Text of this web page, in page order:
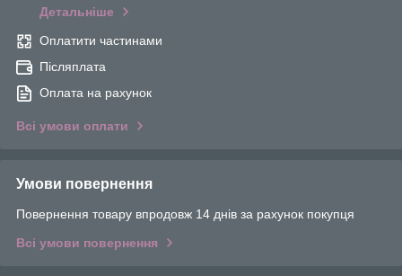
Детальніше
Оплатити частинами
Післяплата
Оплата на рахунок
Всі умови оплати
Умови повернення
Повернення товару впродовж 14 днів за рахунок покупця
Всі умови повернення